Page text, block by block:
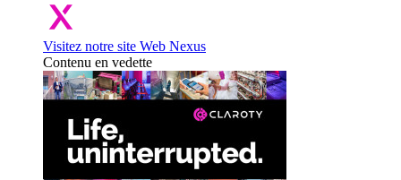
Visitez notre site Web Nexus
Contenu en vedette